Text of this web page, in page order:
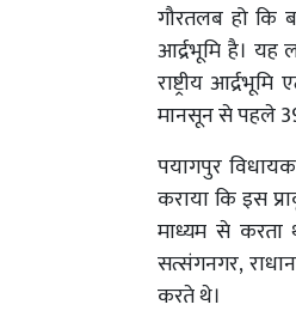
गौरतलब हो कि
आर्द्रभूमि है।
राष्ट्रीय
मानसून से पहले
पयागपुर
कराया कि इस
माध्यम से करता
सत्संगनगर,
करते थे।